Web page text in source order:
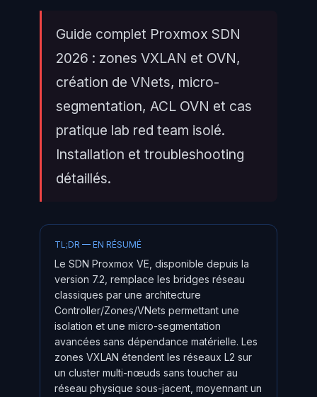
Guide complet Proxmox SDN
2026 : zones VXLAN et OVN,
création de VNets, micro-
segmentation, ACL OVN et cas
pratique lab red team isolé.
Installation et troubleshooting
détaillés.
TL;DR — EN RÉSUMÉ
Le SDN Proxmox VE, disponible depuis la
version 7.2, remplace les bridges réseau
classiques par une architecture
Controller/Zones/VNets permettant une
isolation et une micro-segmentation
avancées sans dépendance matérielle. Les
zones VXLAN étendent les réseaux L2 sur
un cluster multi-nœuds sans toucher au
réseau physique sous-jacent, moyennant un